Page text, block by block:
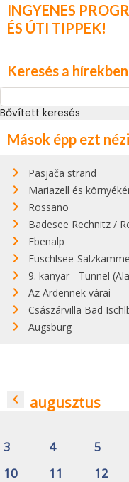
INGYENES
ÉS ÚTI TIPPEK!
Keresés a hírekben
Bővített keresés
Mások épp ezt
Pasjača strand
Mariazell és
Rossano
Badesee Rechnitz /
Ebenalp
Fuschlsee-
9. kanyar - Tunnel
Az Ardennek várai
Császárvilla Bad
Augsburg
navigate_before augusztus
3
4 5
10
11 12